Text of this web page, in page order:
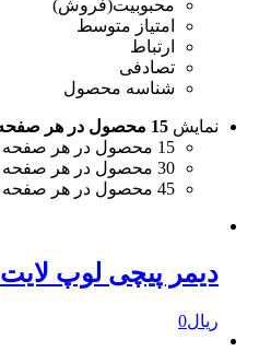
محبوبیت(فروش)
امتیاز متوسط
ارتباط
تصادفی
شناسه محصول
نمایش 15 محصول در هر صفحه
15 محصول در هر صفحه
30 محصول در هر صفحه
45 محصول در هر صفحه
دیمر پیچی لوپ لایت
ریال0